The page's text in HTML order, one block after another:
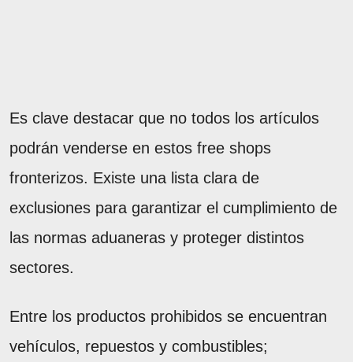
Es clave destacar que no todos los artículos
podrán venderse en estos free shops
fronterizos. Existe una lista clara de
exclusiones para garantizar el cumplimiento de
las normas aduaneras y proteger distintos
sectores.
Entre los productos prohibidos se encuentran
vehículos, repuestos y combustibles;